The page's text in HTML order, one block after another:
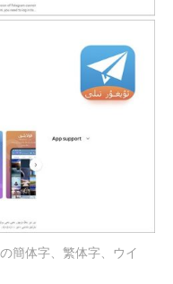
簡体字、繁体字、ウイ